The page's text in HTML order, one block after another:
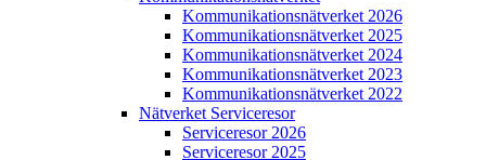
Kommunikations­nätverket 2026
Kommunikations­nätverket 2025
Kommunikations­nätverket 2024
Kommunikations­nätverket 2023
Kommunikations­nätverket 2022
Nätverket Serviceresor
Serviceresor 2026
Serviceresor 2025